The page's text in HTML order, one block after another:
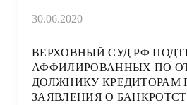
30.06.2020
ВЕРХОВНЫЙ СУД РФ
АФФИЛИРОВАННЫХ ПО
ДОЛЖНИКУ КРЕДИТОРАМ
ЗАЯВЛЕНИЯ О